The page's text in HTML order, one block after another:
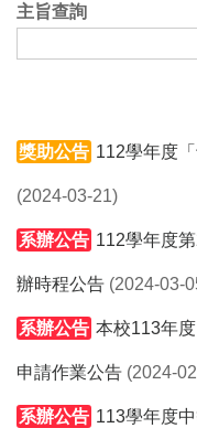
主旨查詢
獎助公告 112學年度
(2024-03-21)
系辦公告 112學年度
辦時程公告 (2024-03-
系辦公告 本校113年
申請作業公告 (2024-
系辦公告 113學年度